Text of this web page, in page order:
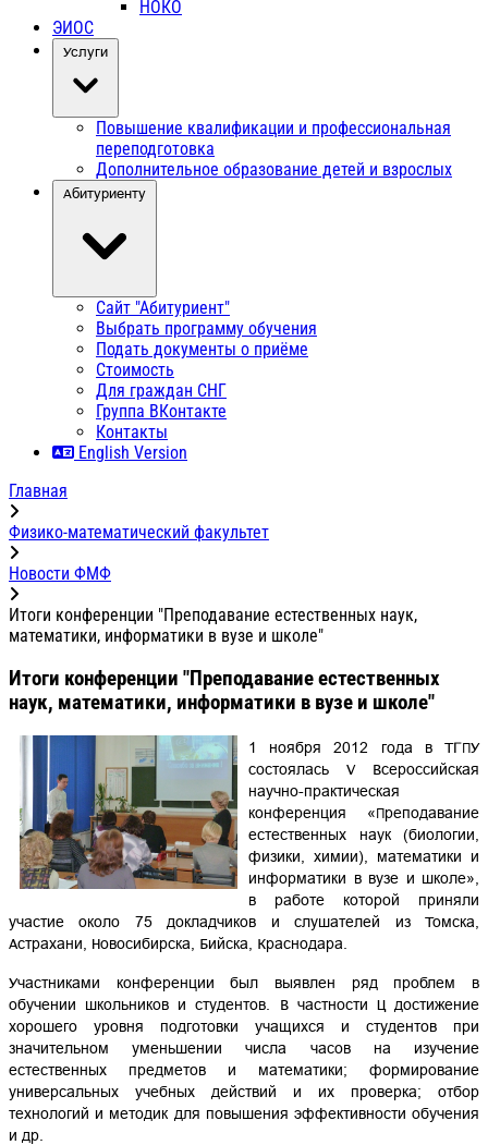
НОКО
ЭИОС
Услуги
Повышение квалификации и профессиональная
переподготовка
Дополнительное образование детей и взрослых
Абитуриенту
Сайт "Абитуриент"
Выбрать программу обучения
Подать документы о приёме
Стоимость
Для граждан СНГ
Группа ВКонтакте
Контакты
English Version
Главная
Физико-математический факультет
Новости ФМФ
Итоги конференции "Преподавание естественных наук,
математики, информатики в вузе и школе"
Итоги конференции "Преподавание естественных
наук, математики, информатики в вузе и школе"
1 ноября 2012 года в ТГПУ
состоялась V Всероссийская
научно-практическая
конференция «Преподавание
естественных наук (биологии,
физики, химии), математики и
информатики в вузе и школе»,
в работе которой приняли
участие около 75 докладчиков и слушателей из Томска,
Астрахани, Новосибирска, Бийска, Краснодара.
Участниками конференции был выявлен ряд проблем в
обучении школьников и студентов. В частности – достижение
хорошего уровня подготовки учащихся и студентов при
значительном уменьшении числа часов на изучение
естественных предметов и математики; формирование
универсальных учебных действий и их проверка; отбор
технологий и методик для повышения эффективности обучения
и др.